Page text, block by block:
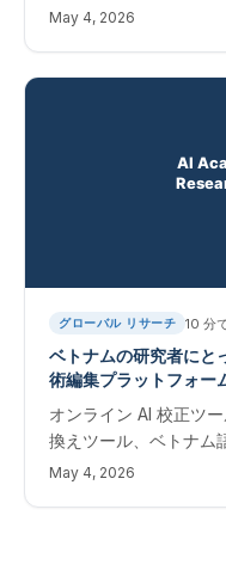
ナイザー。 Scopus お
May 4, 2026
グローバル リサーチ 10 分
ベトナムの研究者にと
術編集プラットフォー
オンライン AI 校正ツ
換えツール、ベトナム
ー。 Scopus および
May 4, 2026